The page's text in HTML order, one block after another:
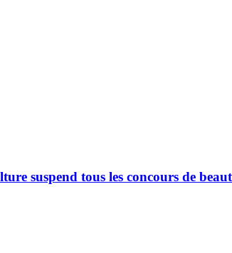
suspend tous les concours de